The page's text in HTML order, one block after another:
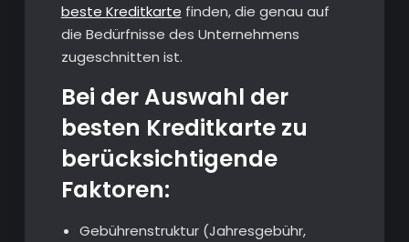
beste Kreditkarte finden, die genau auf
die Bedürfnisse des Unternehmens
zugeschnitten ist.
Bei der Auswahl der
besten Kreditkarte zu
berücksichtigende
Faktoren:
Gebührenstruktur (Jahresgebühr,